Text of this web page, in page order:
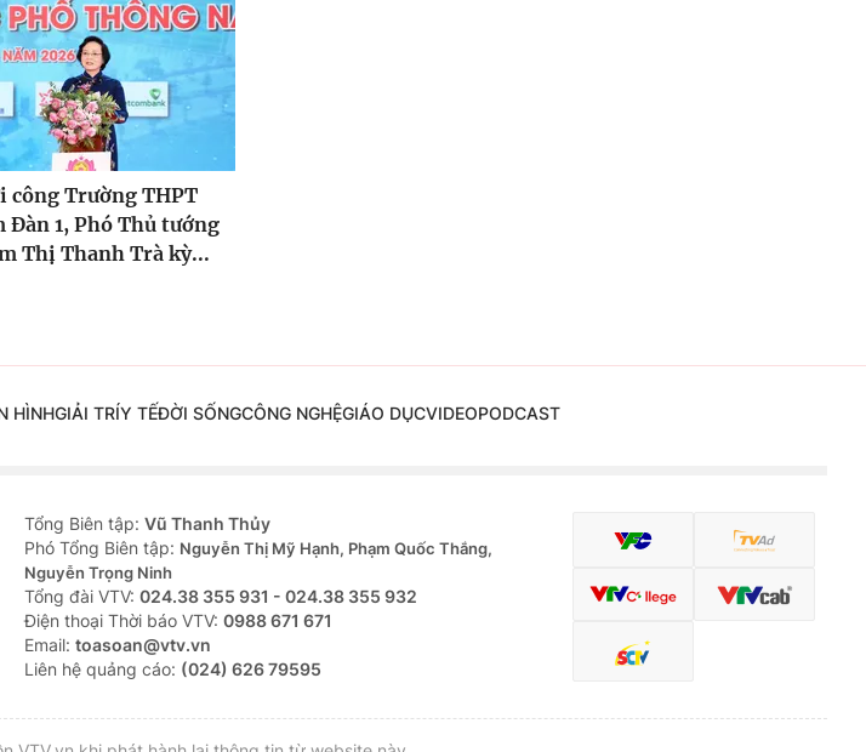
công Trường THPT
Đàn 1, Phó Thủ tướng
Thị Thanh Trà kỳ...
HÌNHGIẢI TRÍY TẾĐỜI SỐNGCÔNG NGHỆGIÁO DỤCVIDEOPODCAST
Tổng Biên tập: Vũ Thanh Thủy
Phó Tổng Biên tập: Nguyễn Thị Mỹ Hạnh, Phạm Quốc Thắng,
Nguyễn Trọng Ninh
Tổng đài VTV: 024.38 355 931 - 024.38 355 932
Ðiện thoại Thời báo VTV: 0988 671 671
Email: toasoan@vtv.vn
Liên hệ quảng cáo: (024) 626 79595